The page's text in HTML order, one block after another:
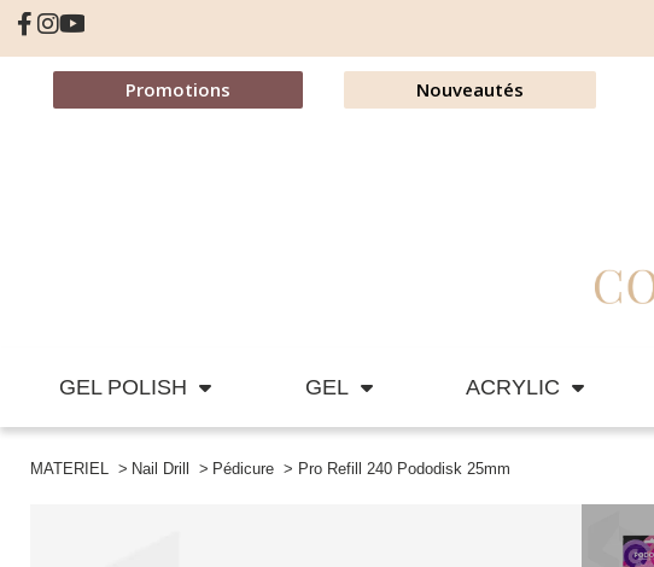
Promotions Nouveautés
GEL POLISH GEL ACRYLIC
MATERIEL Nail Drill Pédicure Pro Refill 240 Pododisk 25mm